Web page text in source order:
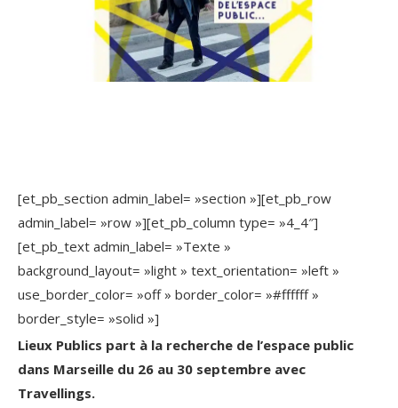
[et_pb_section admin_label= »section »][et_pb_row
admin_label= »row »][et_pb_column type= »4_4″]
[et_pb_text admin_label= »Texte »
background_layout= »light » text_orientation= »left »
use_border_color= »off » border_color= »#ffffff »
border_style= »solid »]
Lieux Publics part à la recherche de l’espace public
dans Marseille du 26 au 30 septembre avec
Travellings.